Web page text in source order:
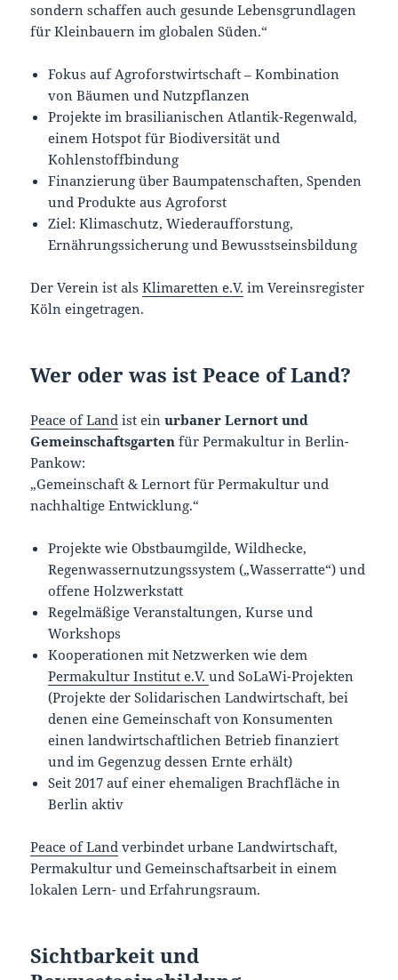
sondern schaffen auch gesunde Lebensgrundlagen
für Kleinbauern im globalen Süden.“
Fokus auf Agroforstwirtschaft – Kombination
von Bäumen und Nutzpflanzen
Projekte im brasilianischen Atlantik-Regenwald,
einem Hotspot für Biodiversität und
Kohlenstoffbindung
Finanzierung über Baumpatenschaften, Spenden
und Produkte aus Agroforst
Ziel: Klimaschutz, Wiederaufforstung,
Ernährungssicherung und Bewusstseinsbildung
Der Verein ist alsKlimaretten e.V. im Vereinsregister
Köln eingetragen.
Wer oder was ist Peace of Land?
Peace of Land ist einurbaner Lernort und
Gemeinschaftsgarten für Permakultur in Berlin-
Pankow:
„Gemeinschaft & Lernort für Permakultur und
nachhaltige Entwicklung.“
Projekte wie Obstbaumgilde, Wildhecke,
Regenwassernutzungssystem („Wasserratte“) und
offene Holzwerkstatt
Regelmäßige Veranstaltungen, Kurse und
Workshops
Kooperationen mit Netzwerken wie dem
Permakultur Institut e.V.und SoLaWi-Projekten
(Projekte der Solidarischen Landwirtschaft, bei
denen eine Gemeinschaft von Konsumenten
einen landwirtschaftlichen Betrieb finanziert
und im Gegenzug dessen Ernte erhält)
Seit 2017 auf einer ehemaligen Brachfläche in
Berlin aktiv
Peace of Land verbindet urbane Landwirtschaft,
Permakultur und Gemeinschaftsarbeit in einem
lokalen Lern- und Erfahrungsraum.
Sichtbarkeit und